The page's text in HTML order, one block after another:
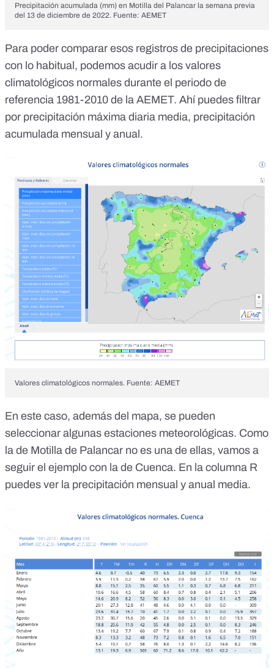
Precipitación acumulada (mm) en Motilla del Palancar la semana previa
del 13 de diciembre de 2022. Fuente: AEMET
Para poder comparar esos registros de precipitaciones
con lo habitual, podemos acudir a los valores
climatológicos normales durante el periodo de
referencia 1981-2010 de la AEMET. Ahí puedes filtrar
por precipitación máxima diaria media, precipitación
acumulada mensual y anual.
Valores climatológicos normales. Fuente: AEMET
En este caso, además del mapa, se pueden
seleccionar algunas estaciones meteorológicas. Como
la de Motilla de Palancar no es una de ellas, vamos a
seguir el ejemplo con la de Cuenca. En la columna R
puedes ver la precipitación mensual y anual media.